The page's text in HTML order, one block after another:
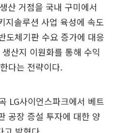
산 거점을 국내 구미에서
지솔루션 사업 육성에 속도
도체기판 수요 증가에 대응
산지 이원화를 통해 수익
다는 전략이다.
LG사이언스파크에서 베트
공장 증설 투자에 대한 양